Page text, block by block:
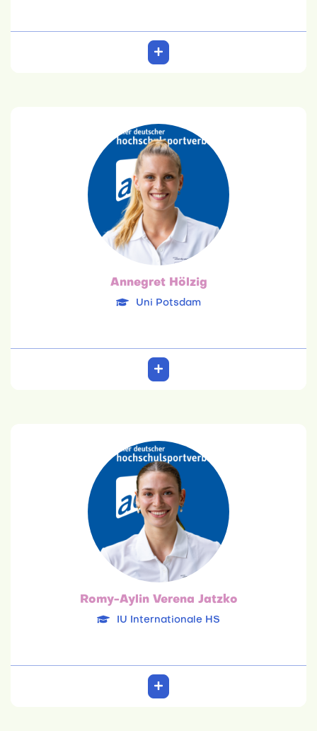
Annegret Hölzig
Uni Potsdam
Annegret Hölzig
Uni Potsdam
29.05.1997
Lehramt für die Primarstufe
Team: 6. Platz
Romy-Aylin Verena Jatzko
IU Internationale HS
Romy-Aylin Verena Jatzko
IU Internationale HS
26.01.2000
Kommunikationspsychologie
Team: 6. Platz